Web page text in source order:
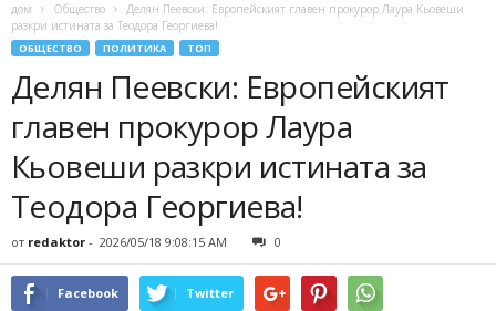
дом Общество
Делян Пеевски: Европейският главен прокурор Лаура Кьовеши
разкри истината за Теодора Георгиева!
ОБЩЕСТВО ПОЛИТИКА ТОП
Делян Пеевски: Европейският
главен прокурор Лаура
Кьовеши разкри истината за
Теодора Георгиева!
от redaktor - 2026/05/18 9:08:15 AM 0
Facebook Twitter